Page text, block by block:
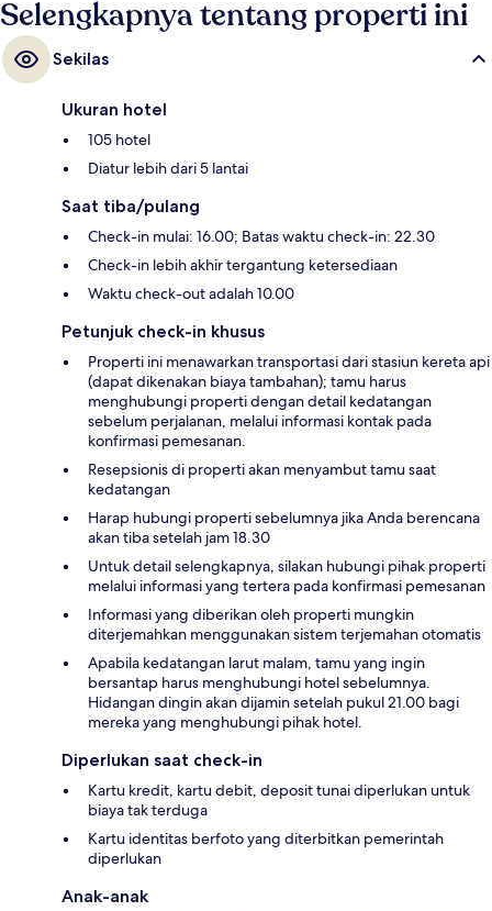
Selengkapnya tentang properti ini
Sekilas
Ukuran hotel
105 hotel
Diatur lebih dari 5 lantai
Saat tiba/pulang
Check-in mulai: 16.00; Batas waktu check-in: 22.30
Check-in lebih akhir tergantung ketersediaan
Waktu check-out adalah 10.00
Petunjuk check-in khusus
Properti ini menawarkan transportasi dari stasiun kereta api
(dapat dikenakan biaya tambahan); tamu harus
menghubungi properti dengan detail kedatangan
sebelum perjalanan, melalui informasi kontak pada
konfirmasi pemesanan.
Resepsionis di properti akan menyambut tamu saat
kedatangan
Harap hubungi properti sebelumnya jika Anda berencana
akan tiba setelah jam 18.30
Untuk detail selengkapnya, silakan hubungi pihak properti
melalui informasi yang tertera pada konfirmasi pemesanan
Informasi yang diberikan oleh properti mungkin
diterjemahkan menggunakan sistem terjemahan otomatis
Apabila kedatangan larut malam, tamu yang ingin
bersantap harus menghubungi hotel sebelumnya.
Hidangan dingin akan dijamin setelah pukul 21.00 bagi
mereka yang menghubungi pihak hotel.
Diperlukan saat check-in
Kartu kredit, kartu debit, deposit tunai diperlukan untuk
biaya tak terduga
Kartu identitas berfoto yang diterbitkan pemerintah
diperlukan
Anak-anak